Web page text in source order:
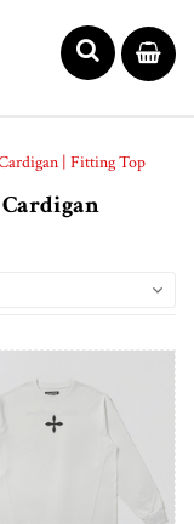
| Fitting Top